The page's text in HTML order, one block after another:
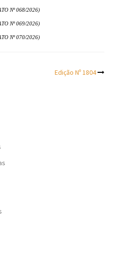
Nº 068/2026)
Nº 069/2026)
Nº 070/2026)
Edição Nº 1804